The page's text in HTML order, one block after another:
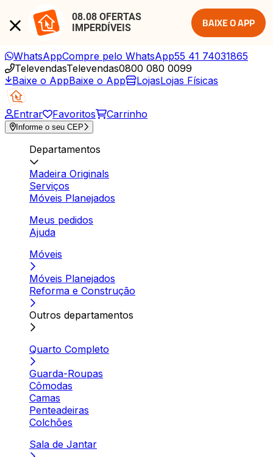
08.08 OFERTAS
IMPERDÍVEIS
BAIXE O APP
WhatsAppCompre pelo WhatsApp55 41 74031865
TelevendasTelevendas0800 080 0099
Baixe o AppBaixe o App LojasLojas Físicas
Entrar Favoritos Carrinho
Informe o seu CEP
Departamentos
Madeira Originals
Serviços
Móveis Planejados
Meus pedidos
Ajuda
Móveis
Móveis Planejados
Reforma e Construção
Outros departamentos
Quarto Completo
Guarda-Roupas
Cômodas
Camas
Penteadeiras
Colchões
Sala de Jantar